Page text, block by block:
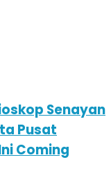
Senayan
Pusat
Coming